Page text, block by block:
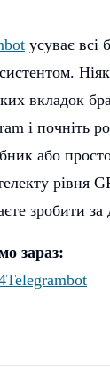
усуває всі
вкладок
і почніть
або
рівня
зробити за
зараз: